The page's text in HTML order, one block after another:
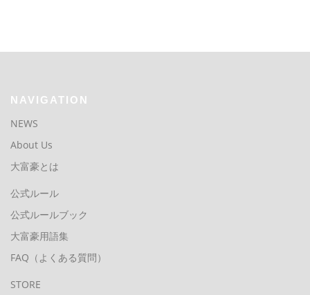
NAVIGATION
NEWS
About Us
大富豪とは
公式ルール
公式ルールブック
大富豪用語集
FAQ（よくある質問）
STORE